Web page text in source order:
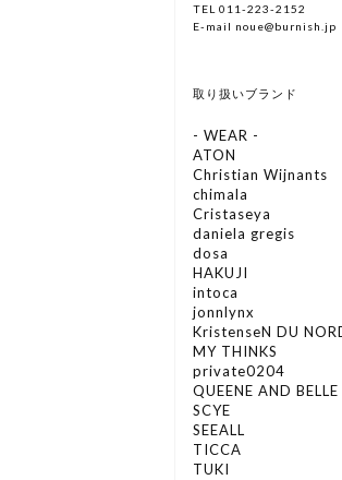
TEL 011-223-2152
E-mail noue@burnish.jp
取り扱いブランド
- WEAR -
ATON
Christian Wijnants
chimala
Cristaseya
daniela gregis
dosa
HAKUJI
intoca
jonnlynx
KristenseN DU
MY THINKS
private0204
QUEENE AND BELLE
SCYE
SEEALL
TICCA
TUKI